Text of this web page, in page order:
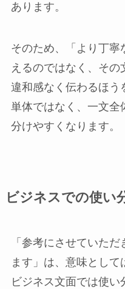
あります。
そのため、「より丁寧
えるのではなく、そ
違和感なく伝わるほう
単体ではなく、一文全
分けやすくなります。
ビジネスでの使い
「参考にさせていた
ます」は、意味とし
ビジネス文面では使い